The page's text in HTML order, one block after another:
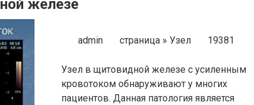
железе
admin страница » Узел 19381
Узел в щитовидной железе с усиленным
кровотоком обнаруживают у многих
пациентов. Данная патология является